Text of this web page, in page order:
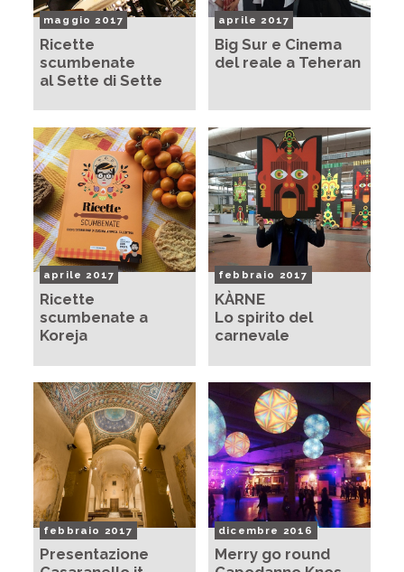
maggio 2017
Ricette
scumbenate
al Sette di Sette
aprile 2017
Big Sur e Cinema
del reale a Teheran
aprile 2017
Ricette
scumbenate a
Koreja
febbraio 2017
KÀRNE
Lo spirito del
carnevale
febbraio 2017
Presentazione
dicembre 2016
Merry go round